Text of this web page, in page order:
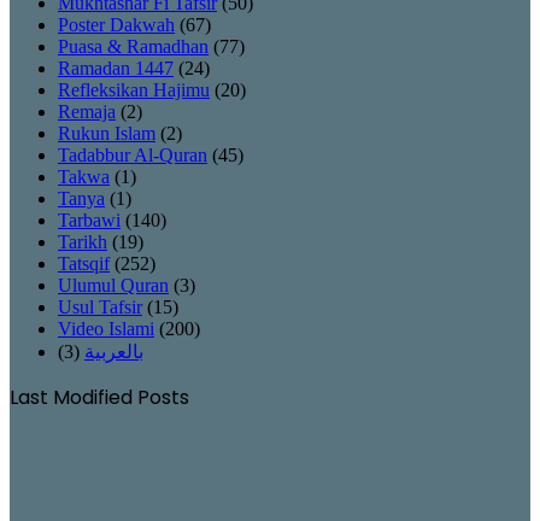
Poster Dakwah (67)
Puasa & Ramadhan (77)
Ramadan 1447 (24)
Refleksikan Hajimu (20)
Remaja (2)
Rukun Islam (2)
Tadabbur Al-Quran (45)
Takwa (1)
Tanya (1)
Tarbawi (140)
Tarikh (19)
Tatsqif(252)
Ulumul Quran (3)
Usul Tafsir (15)
Video Islami (200)
بالعربية (3)
Last Modified Posts